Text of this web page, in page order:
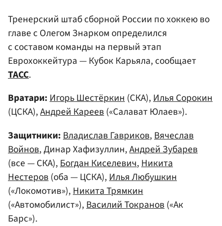
Тренерский штаб сборной России по хоккею во
главе с Олегом Знарком определился
с составом команды на первый этап
Еврохоккейтура — Кубок Карьяла, сообщает
ТАСС.
Вратари:Игорь Шестёркин(СКА),Илья Сорокин
(ЦСКА),Андрей Кареев(«Салават Юлаев»).
Защитники: Владислав Гавриков, Вячеслав
Войнов, Динар Хафизуллин,Андрей Зубарев
(все — СКА), Богдан Киселевич, Никита
Нестеров (оба — ЦСКА), Илья Любушкин
(«Локомотив»), Никита Трямкин
(«Автомобилист»), Василий Токранов («Ак
Барс»).